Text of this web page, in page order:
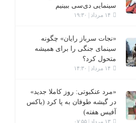
سینمایی دی‌سی ببینیم
۱۴ مرداد | ۱۹:۳۰
«نجات سرباز رایان» چگونه
سینمای جنگی را برای همیشه
متحول کرد؟
۱۴ مرداد | ۱۴:۳۰
«مرد عنکبوتی: روز کاملا جدید»
در گیشه طوفان به پا کرد (باکس
آفیس هفته)
۱۳ مرداد | ۰۷:۵۵